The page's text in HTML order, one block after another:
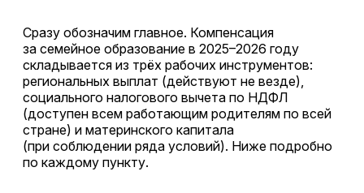
Сразу обозначим главное. Компенсация
за семейное образование в 2025–2026 году
складывается из трёх рабочих инструментов:
региональных выплат (действуют не везде),
социального налогового вычета по НДФЛ
(доступен всем работающим родителям по всей
стране) и материнского капитала
(при соблюдении ряда условий). Ниже подробно
по каждому пункту.